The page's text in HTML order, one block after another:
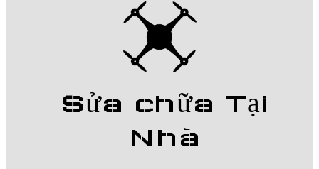
Sửa chữa Tại
Nhà